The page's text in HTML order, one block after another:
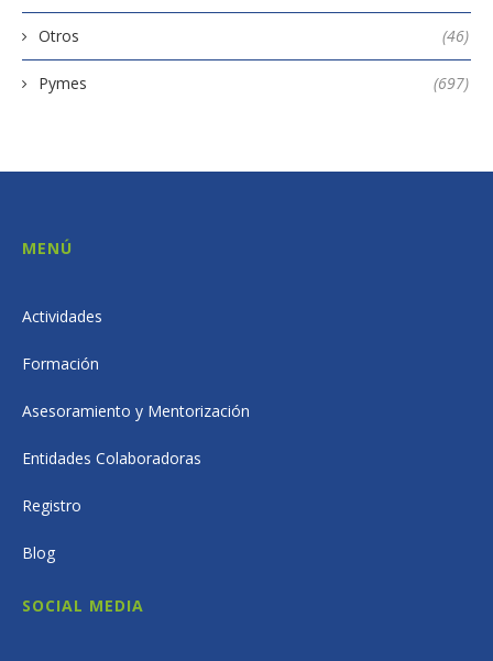
Otros (46)
Pymes (697)
MENÚ
Actividades
Formación
Asesoramiento y Mentorización
Entidades Colaboradoras
Registro
Blog
SOCIAL MEDIA